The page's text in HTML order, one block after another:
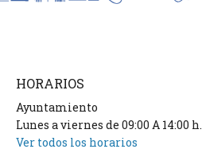
HORARIOS
Ayuntamiento
Lunes a viernes de 09:00 A 14:00 h.
Ver todos los horarios